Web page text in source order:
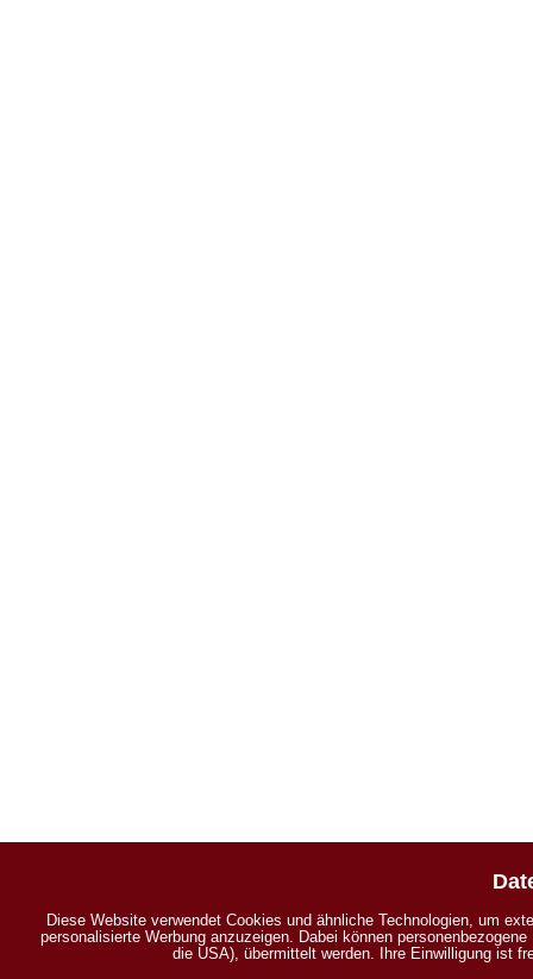
Diese Website verwendet Cookies und ähnliche Technologien, um
personalisierte Werbung anzuzeigen. Dabei können
die USA), übermittelt werden. Ihre Einwilligung ist